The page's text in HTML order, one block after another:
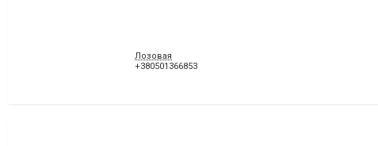
Лозовая
+380501366853